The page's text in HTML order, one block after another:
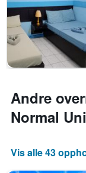
Andre
Normal
Vis alle 43